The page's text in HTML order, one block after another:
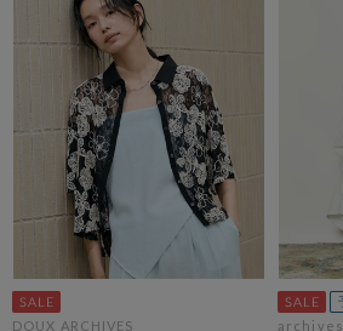
DOUX ARCHIVES archives